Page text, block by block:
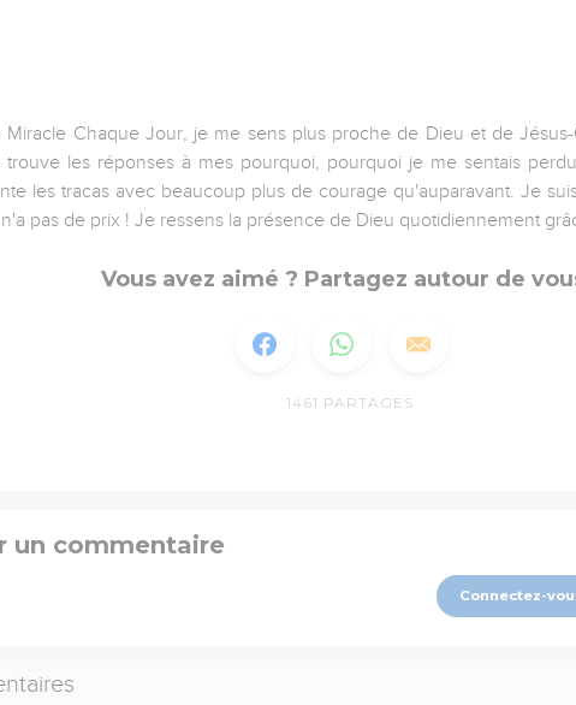
Miracle Chaque Jour, je me sens plus proche de Dieu et de
trouve les réponses à mes pourquoi, pourquoi je me sentais
les tracas avec beaucoup plus de courage qu'auparavant. Je
pas de prix ! Je ressens la présence de Dieu quotidiennement
Vous avez aimé ? Partagez autour de
1461 PARTAGES
un commentaire
Connectez-